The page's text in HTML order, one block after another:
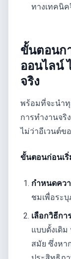
ทางเทคนิ
ขั้นตอนก
ออนไลน์
จริง
พร้อมที่จะนำ
การทำงานจริ
ไม่ว่าอีเวนต์
ขั้นตอนก่อนเริ่
กำหนดคว
ชมเพื่อระ
เลือกวิธีกา
แบบดั้งเดิ
สมัย ซึ่งหา